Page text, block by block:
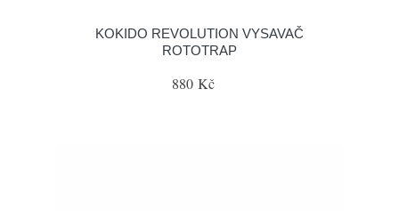
KOKIDO REVOLUTION VYSAVAČ
ROTOTRAP
880 Kč